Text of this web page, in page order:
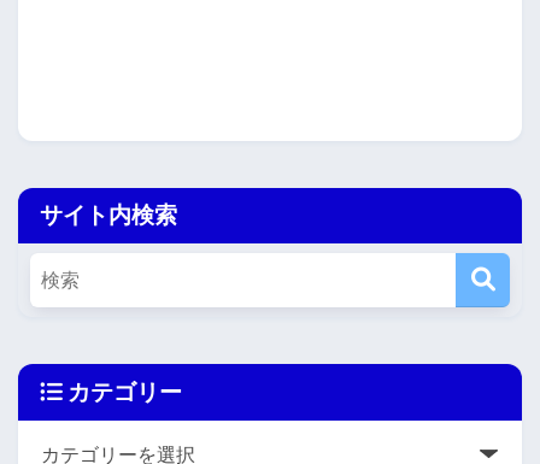
サイト内検索
カテゴリー